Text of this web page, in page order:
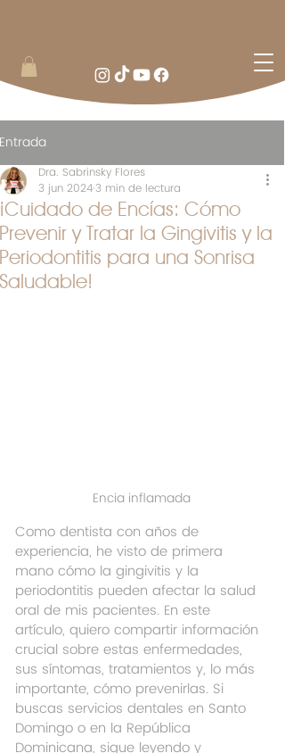
Entrada
¡Cuidado de Encías: Cómo
Prevenir y Tratar la Gingivitis y la
Periodontitis para una Sonrisa
Saludable!
Dra. Sabrinsky Flores
3 jun 2024 3 min de lectura
Encia inflamada
Como dentista con años de
experiencia, he visto de primera
mano cómo la gingivitis y la
periodontitis pueden afectar la salud
oral de mis pacientes. En este
artículo, quiero compartir información
crucial sobre estas enfermedades,
sus síntomas, tratamientos y, lo más
importante, cómo prevenirlas. Si
buscas servicios dentales en Santo
Domingo o en la República
Dominicana, sigue leyendo y